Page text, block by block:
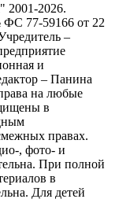
2001-2026.
77-59166 от 22
–
и
– Панина
на любые
в
правах.
, фото- и
При полной
в
Для детей